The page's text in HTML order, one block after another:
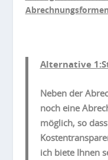
Alternative
Neben der
noch eine
möglich, so
ich biete Ihnen